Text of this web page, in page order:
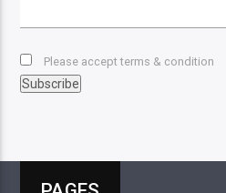
Please accept terms & condition